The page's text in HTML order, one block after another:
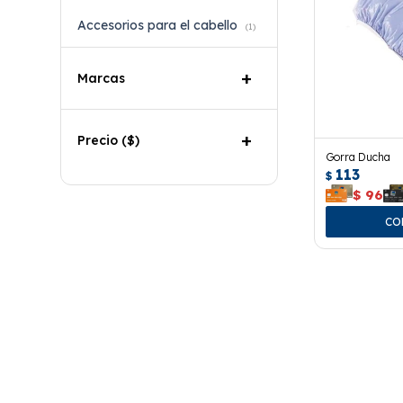
Gorra Ducha
$ 113
$ 96
Accesorios para el cabello (1)
Marcas
Precio ($)